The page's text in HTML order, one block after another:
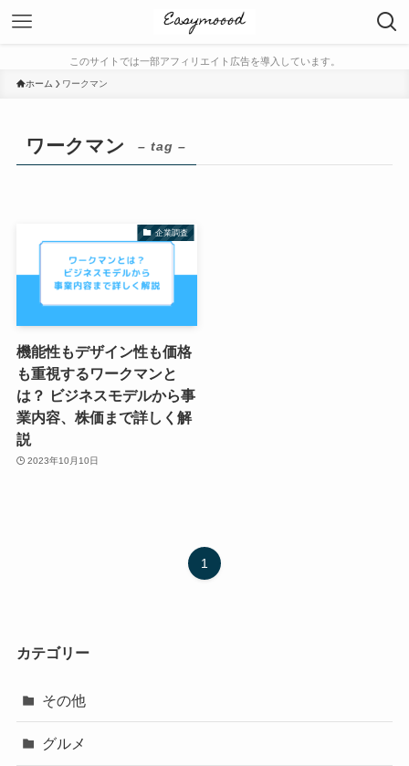
このサイトでは一部アフィリエイト広告を導入しています。
ホーム ワークマン
ワークマン – tag –
企業調査
機能性もデザイン性も価格
も重視するワークマンと
は？ ビジネスモデルから事
業内容、株価まで詳しく解
説
2023年10月10日
1
カテゴリー
その他
グルメ